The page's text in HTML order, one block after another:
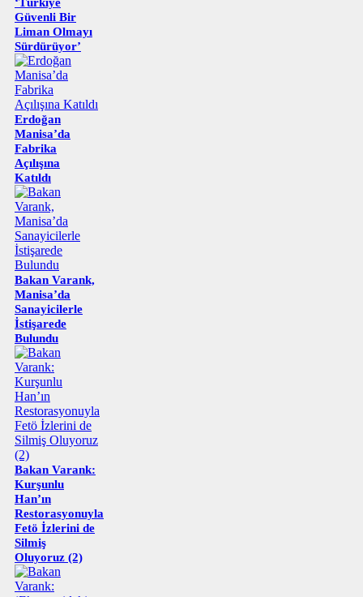
Güvenli Bir
Liman Olmayı
Sürdürüyor’
Erdoğan
Manisa’da
Fabrika
Açılışına
Katıldı
Bakan Varank,
Manisa’da
Sanayicilerle
İstişarede
Bulundu
Bakan Varank:
Kurşunlu
Han’ın
Restorasyonuyla
Fetö İzlerini de
Silmiş
Oluyoruz (2)